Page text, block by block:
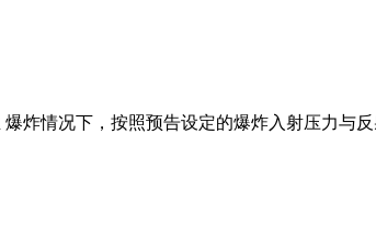
爆炸情况下，按照预告设定的爆炸入射压力与